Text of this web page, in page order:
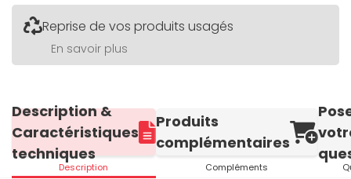
Reprise de vos produits usagés
En savoir plus
Description &
Caractéristiques
techniques
Description
Produits
complémentaires
Compléments